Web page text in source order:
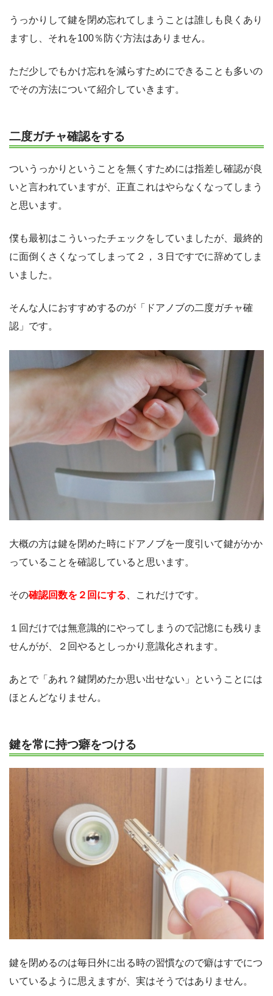
うっかりして鍵を閉め忘れてしまうことは誰しも良くあり
ますし、それを100％防ぐ方法はありません。
ただ少しでもかけ忘れを減らすためにできることも多いの
でその方法について紹介していきます。
二度ガチャ確認をする
ついうっかりということを無くすためには指差し確認が良
いと言われていますが、正直これはやらなくなってしまう
と思います。
僕も最初はこういったチェックをしていましたが、最終的
に面倒くさくなってしまって２，３日ですでに辞めてしま
いました。
そんな人におすすめするのが「ドアノブの二度ガチャ確
認」です。
大概の方は鍵を閉めた時にドアノブを一度引いて鍵がかか
っていることを確認していると思います。
その確認回数を２回にする 、これだけです。
１回だけでは無意識的にやってしまうので記憶にも残りま
せんがが、２回やるとしっかり意識化されます。
あとで「あれ？鍵閉めたか思い出せない」ということには
ほとんどなりません。
鍵を常に持つ癖をつける
鍵を閉めるのは毎日外に出る時の習慣なので癖はすでにつ
いているように思えますが、実はそうではありません。